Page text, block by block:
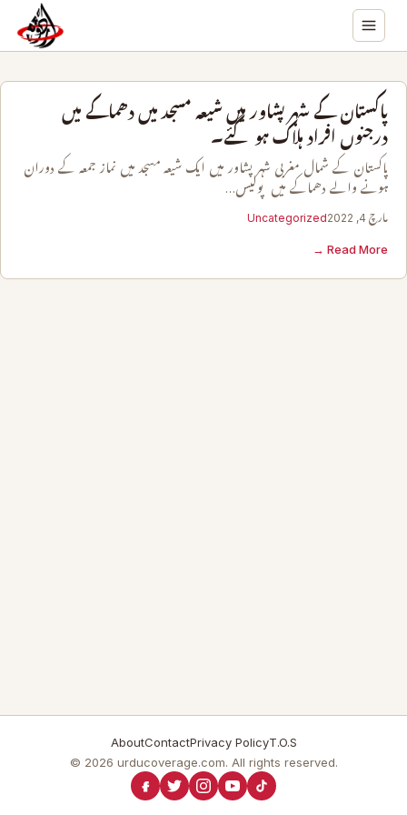
پاکستان کے شہر پشاور میں شیعہ مسجد میں دھماکے میں
درجنوں افراد ہلاک ہو گئے۔
پاکستان کے شمال مغربی شہر پشاور میں ایک شیعہ مسجد میں نماز جمعہ کے دوران
ہونے والے دھماکے میں پولیس…
مارچ 4, 2022 Uncategorized
Read More →
AboutContactPrivacy PolicyT.O.S
© 2026 urducoverage.com. All rights reserved.